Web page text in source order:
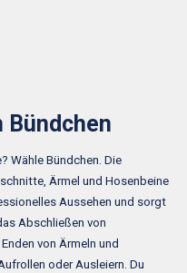
Bündchen
Wähle Bündchen. Die
Ärmel und Hosenbeine
Aussehen und sorgt
Abschließen von
von Ärmeln und
oder Ausleiern. Du